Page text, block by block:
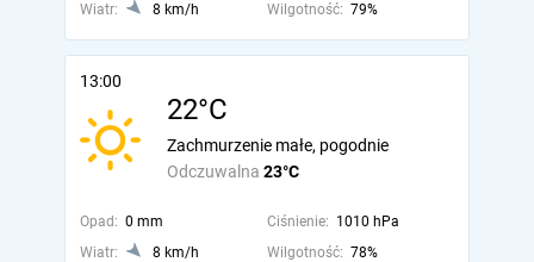
Wiatr:
8 km/h Wilgotność: 79%
13:00
22°C
Odczuwalna 23°C
Zachmurzenie małe, pogodnie
Opad: 0 mm Ciśnienie: 1010 hPa
Wiatr:
8 km/h Wilgotność: 78%